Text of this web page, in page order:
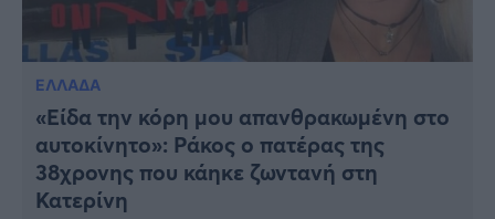
ΕΛΛΑΔΑ
«Είδα την κόρη μου απανθρακωμένη στο
αυτοκίνητο»: Ράκος ο πατέρας της
38χρονης που κάηκε ζωντανή στη
Κατερίνη